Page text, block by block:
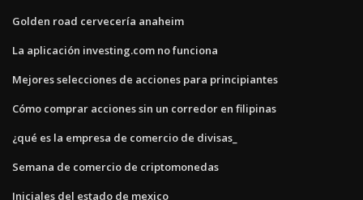
Golden road cervecería anaheim
La aplicación investing.com no funciona
Mejores selecciones de acciones para principiantes
Cómo comprar acciones sin un corredor en filipinas
¿qué es la empresa de comercio de divisas_
Semana de comercio de criptomonedas
Iniciales del estado de mexico